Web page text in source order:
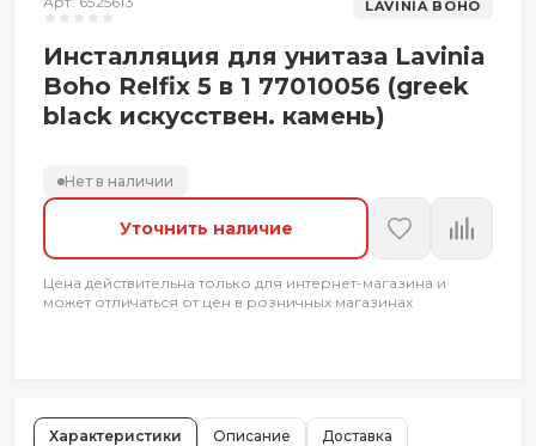
LAVINIA BOHO
Инсталляция для унитаза Lavinia
Boho Relfix 5 в 1 77010056 (greek
black искусствен. камень)
Нет в наличии
Уточнить наличие
Цена действительна только для интернет-магазина и
может отличаться от цен в розничных магазинах
Характеристики Описание Доставка